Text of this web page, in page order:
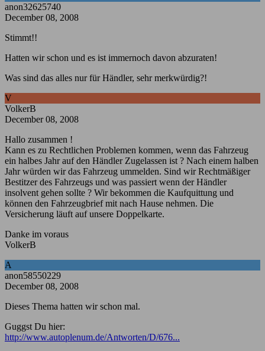
anon32625740
December 08, 2008
Stimmt!!
Hatten wir schon und es ist immernoch davon abzuraten!
Was sind das alles nur für Händler, sehr merkwürdig?!
V
VolkerB
December 08, 2008
Hallo zusammen !
Kann es zu Rechtlichen Problemen kommen, wenn das Fahrzeug
ein halbes Jahr auf den Händler Zugelassen ist ? Nach einem halben
Jahr würden wir das Fahrzeug ummelden. Sind wir Rechtmäßiger
Bestitzer des Fahrzeugs und was passiert wenn der Händler
insolvent gehen sollte ? Wir bekommen die Kaufquittung und
können den Fahrzeugbrief mit nach Hause nehmen. Die
Versicherung läuft auf unsere Doppelkarte.
Danke im voraus
VolkerB
A
anon58550229
December 08, 2008
Dieses Thema hatten wir schon mal.
Guggst Du hier:
http://www.autoplenum.de/Antworten/D/676...